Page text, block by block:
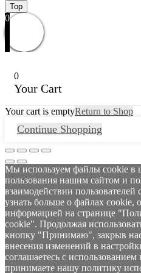
Top
0
0
Your Cart
Your cart is emptyReturn to Shop
Continue Shopping
Мы используем файлы cookie в
пользования нашим сайтом и
взаимодействии
узнать больше о файлах cookie,
информацией на странице
cookie". Продолжая
кнопку "Принимаю", закрыв
внесения изменений в
соглашаетесь с
принимаете нашу политику